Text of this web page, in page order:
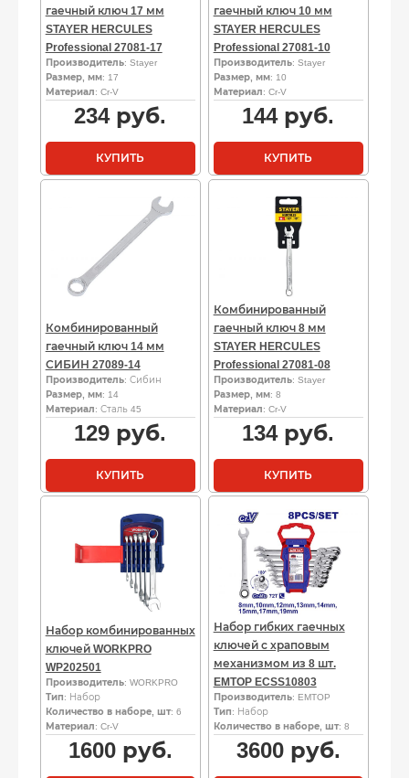
гаечный ключ 17 мм
STAYER HERCULES
Professional 27081-17
Производитель: Stayer
Размер, мм: 17
Материал: Cr-V
234руб.
КУПИТЬ
гаечный ключ 10 мм
STAYER HERCULES
Professional 27081-10
Производитель: Stayer
Размер, мм: 10
Материал: Cr-V
144руб.
КУПИТЬ
Комбинированный
гаечный ключ 14 мм
СИБИН 27089-14
Производитель: Сибин
Размер, мм: 14
Материал: Сталь 45
129 руб.
КУПИТЬ
Комбинированный
гаечный ключ 8 мм
STAYER HERCULES
Professional 27081-08
Производитель: Stayer
Размер, мм: 8
Материал: Cr-V
134руб.
КУПИТЬ
Набор комбинированных
ключей WORKPRO
WP202501
Производитель: WORKPRO
Тип: Набор
Количество в наборе, шт: 6
Материал: Cr-V
1600руб.
Набор гибких гаечных
ключей с храповым
механизмом из 8 шт.
EMTOP ECSS10803
Производитель: EMTOP
Тип: Набор
Количество в наборе, шт: 8
3600руб.